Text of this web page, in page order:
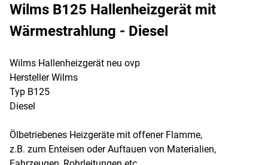
Wilms B125 Hallenheizgerät mit
Wärmestrahlung - Diesel
Wilms Hallenheizgerät neu ovp
Hersteller Wilms
Typ B125
Diesel
Ölbetriebenes Heizgeräte mit offener Flamme,
z.B. zum Enteisen oder Auftauen von Materialien,